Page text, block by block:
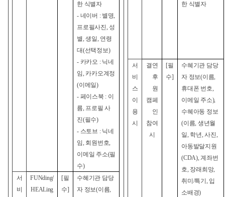
한 식별자
- 네이버 : 별명,
프로필사진, 성
별, 생일, 연령
대(선택정보)
- 카카오 : 닉네
임, 카카오계정
(이메일)
- 페이스북 : 이
름, 프로필 사
진(필수)
- 스토브 : 닉네
임, 회원번호,
이메일 주소(필
수)
서
비
FUNding/
HEALing
[필
수]
수혜기관 담당
자 정보(이름,
한 식별자
서
비
스
이
용
시
결연
후
원
캠페
인
참여
시
[필
수]
수혜기관 담당
자 정보(이름,
휴대폰 번호,
이메일 주소),
수혜아동 정보
(이름, 생년월
일, 학년, 사진,
아동발달지원
(CDA), 계좌번
호, 장래희망,
취미/특기, 입
소배경)